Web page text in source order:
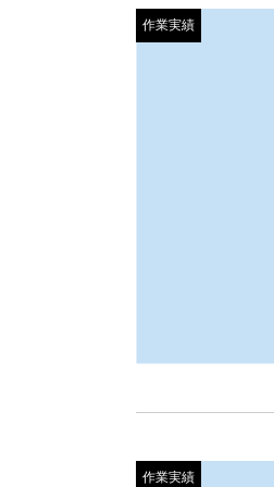
作業実績
作業実績